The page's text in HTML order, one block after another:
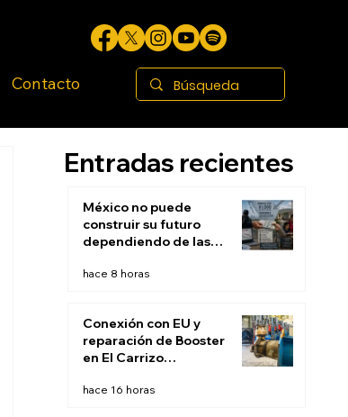
Contacto
Entradas recientes
México no puede
construir su futuro
dependiendo de las
hace 8 horas
Conexión con EU y
reparación de Booster
en El Carrizo
suministro de agua
hace 16 horas